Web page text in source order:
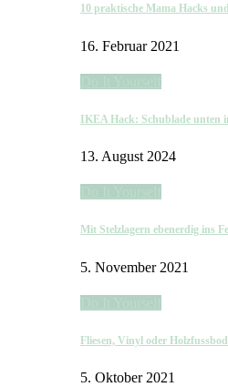
10 praktische Mama Hacks
16. Februar 2021
IKEA Hack: Schublade unten
13. August 2024
Mit Stelzlagern ebenerdig ins
5. November 2021
Fliesen, Vinyl oder
5. Oktober 2021